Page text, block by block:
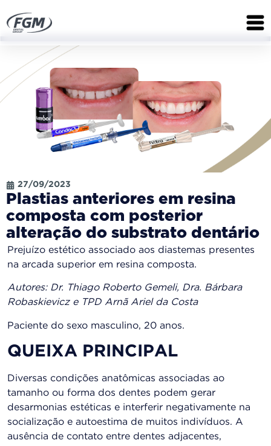
27/09/2023
Plastias anteriores em resina
composta com posterior
alteração do substrato dentário
Prejuízo estético associado aos diastemas presentes
na arcada superior em resina composta.
Autores: Dr. Thiago Roberto Gemeli, Dra. Bárbara
Robaskievicz e TPD Arnã Ariel da Costa
Paciente do sexo masculino, 20 anos.
QUEIXA PRINCIPAL
Diversas condições anatômicas associadas ao
tamanho ou forma dos dentes podem gerar
desarmonias estéticas e interferir negativamente na
socialização e autoestima de muitos indivíduos. A
ausência de contato entre dentes adjacentes,